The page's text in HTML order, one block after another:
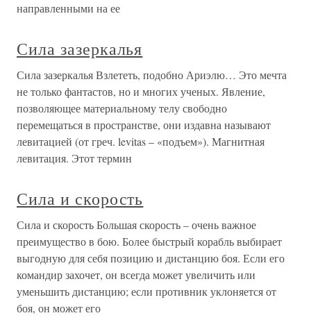
направленными на ее
Сила зазеркалья
Сила зазеркалья Взлететь, подобно Ариэлю… Это мечта
не только фантастов, но и многих ученых. Явление,
позволяющее материальному телу свободно
перемещаться в пространстве, они издавна называют
левитацией (от греч. levitas – «подъем»). Магнитная
левитация. Этот термин
Сила и скорость
Сила и скорость Большая скорость – очень важное
преимущество в бою. Более быстрый корабль выбирает
выгодную для себя позицию и дистанцию боя. Если его
командир захочет, он всегда может увеличить или
уменьшить дистанцию; если противник уклоняется от
боя, он может его